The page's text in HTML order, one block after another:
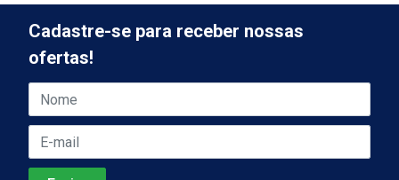
Cadastre-se para receber nossas
ofertas!